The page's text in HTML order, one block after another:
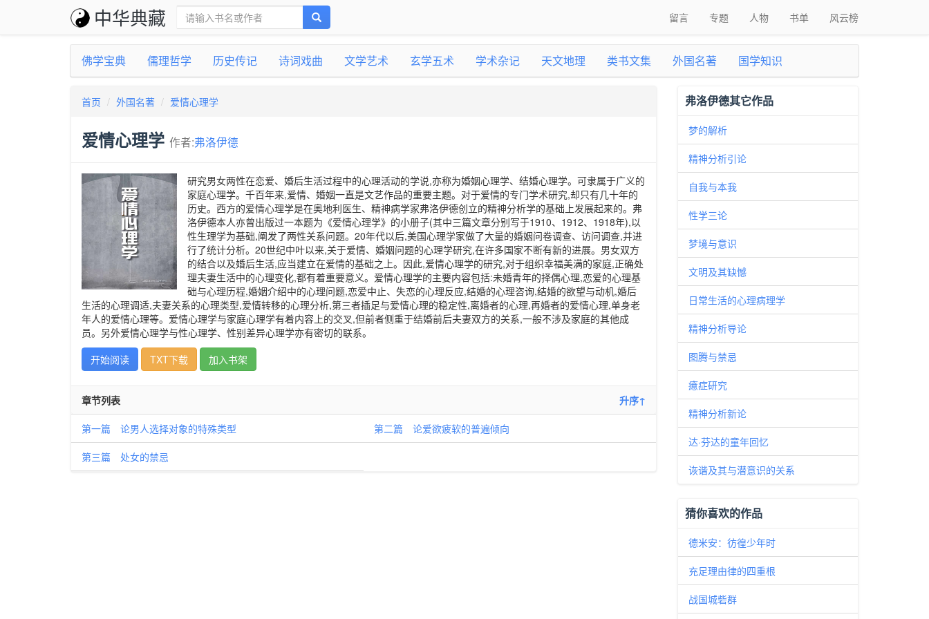
中华典藏 留言 专题 人物 书单 风云榜
佛学宝典 儒理哲学 历史传记 诗词戏曲 文学艺术 玄学五术 学术杂记 天文地理 类书文集 外国名著 国学知识
首页 外国名著 爱情心理学
爱情心理学 作者:弗洛伊德
研究男女两性在恋爱、婚后生活过程中的心理活动的学说,亦称为婚姻心理学、结婚心理学。可隶属于广义的
家庭心理学。千百年来,爱情、婚姻一直是文艺作品的重要主题。对于爱情的专门学术研究,却只有几十年的
历史。西方的爱情心理学是在奥地利医生、精神病学家弗洛伊德创立的精神分析学的基础上发展起来的。弗
洛伊德本人亦曾出版过一本题为《爱情心理学》的小册子(其中三篇文章分别写于1910、1912、1918年),以
性生理学为基础,阐发了两性关系问题。20年代以后,美国心理学家做了大量的婚姻问卷调查、访问调查,并进
行了统计分析。20世纪中叶以来,关于爱情、婚姻问题的心理学研究,在许多国家不断有新的进展。男女双方
的结合以及婚后生活,应当建立在爱情的基础之上。因此,爱情心理学的研究,对于组织幸福美满的家庭,正确处
理夫妻生活中的心理变化,都有着重要意义。爱情心理学的主要内容包括:未婚青年的择偶心理,恋爱的心理基
础与心理历程,婚姻介绍中的心理问题,恋爱中止、失恋的心理反应,结婚的心理咨询,结婚的欲望与动机,婚后
生活的心理调适,夫妻关系的心理类型,爱情转移的心理分析,第三者插足与爱情心理的稳定性,离婚者的心理,再婚者的爱情心理,单身老
年人的爱情心理等。爱情心理学与家庭心理学有着内容上的交叉,但前者侧重于结婚前后夫妻双方的关系,一般不涉及家庭的其他成
员。另外爱情心理学与性心理学、性别差异心理学亦有密切的联系。
开始阅读
TXT下载 加入书架
章节列表 升序↑
第一篇 论男人选择对象的特殊类型 第二篇 论爱欲疲软的普遍倾向
第三篇 处女的禁忌
弗洛伊德其它作品
梦的解析
精神分析引论
自我与本我
性学三论
梦境与意识
文明及其缺憾
日常生活的心理病理学
精神分析导论
图腾与禁忌
癔症研究
精神分析新论
达·芬达的童年回忆
诙谐及其与潜意识的关系
猜你喜欢的作品
德米安：彷徨少年时
充足理由律的四重根
战国城砦群